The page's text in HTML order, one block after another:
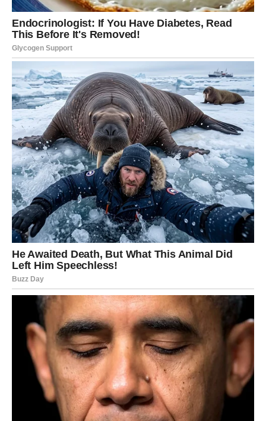
Život u komšiluku: Komšije o Baji
Kao javna ličnost, Baja se trudi da vodi svoj život u skladu s
privatnošću. Njegove komšije često govore o njemu kao o
“finom komšiji” koji je uvek uljudan i ne stvara probleme. Iako
je poznati muzičar, oni ističu da nikada nisu sreli njegovu
porodicu. “Malo je čudan i tajanstven, ali to je njegova stvar,”
rekla je jedna komšinica, dodajući da su informacije o
njegovom razvodu saznali iz medija. Često se može videti
kako se šeta kroz komšiluk, razgovara sa susedima i
učestvuje u lokalnim događanjima, ali bez želje da privlači
previše pažnje na sebe.
Uloga sporta u njegovom životu
Nedeljko Bajić Baja se ne bavi samo muzikom; poznat je i po
svojoj posvećenosti sportu. Često viđaju kako trči po kraju, što
ukazuje na njegovu želju da vodi zdrav život. Njegov prijatelj je
naglasio: “Baja se trudi da vodi zdrav život, a to uključuje i
redovno vežbanje.” Ova strast prema sportu pomaže mu da
održava mentalnu i fizičku ravnotežu, posebno u izazovnim
vremenima kao što su razvod i medijski pritisak. Pored
trčanja, poznato je da se povremeno bavi i biciklizmom, a
često se može videti kako provodi vreme u prirodi, što ga
dodatno ispunjava i dovodi u kontakt sa samim sobom.